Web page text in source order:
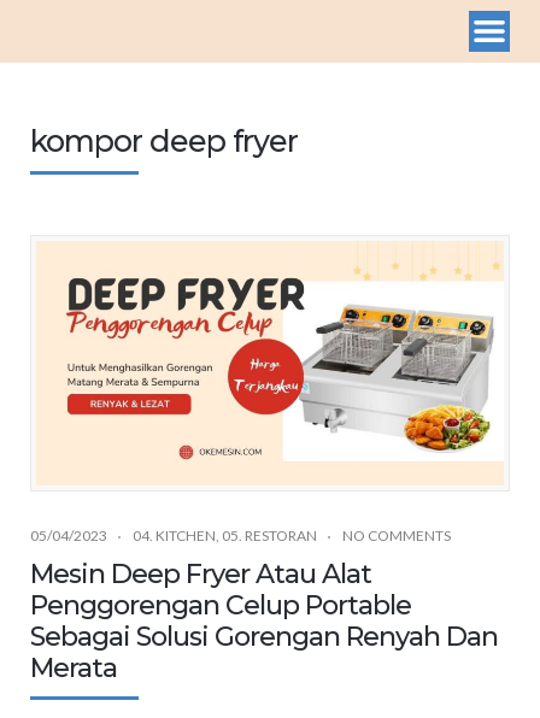
kompor deep fryer
05/04/2023 04. KITCHEN 05. RESTORAN NO COMMENTS
Mesin Deep Fryer Atau Alat
Penggorengan Celup Portable
Sebagai Solusi Gorengan Renyah Dan
Merata